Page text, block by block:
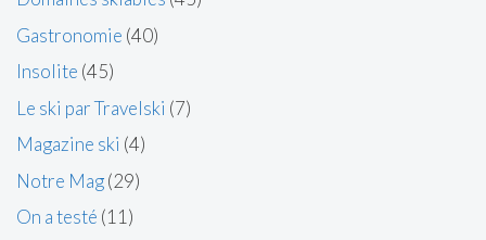
Gastronomie (40)
Insolite (45)
Le ski par Travelski (7)
Magazine ski (4)
Notre Mag(29)
On a testé (11)